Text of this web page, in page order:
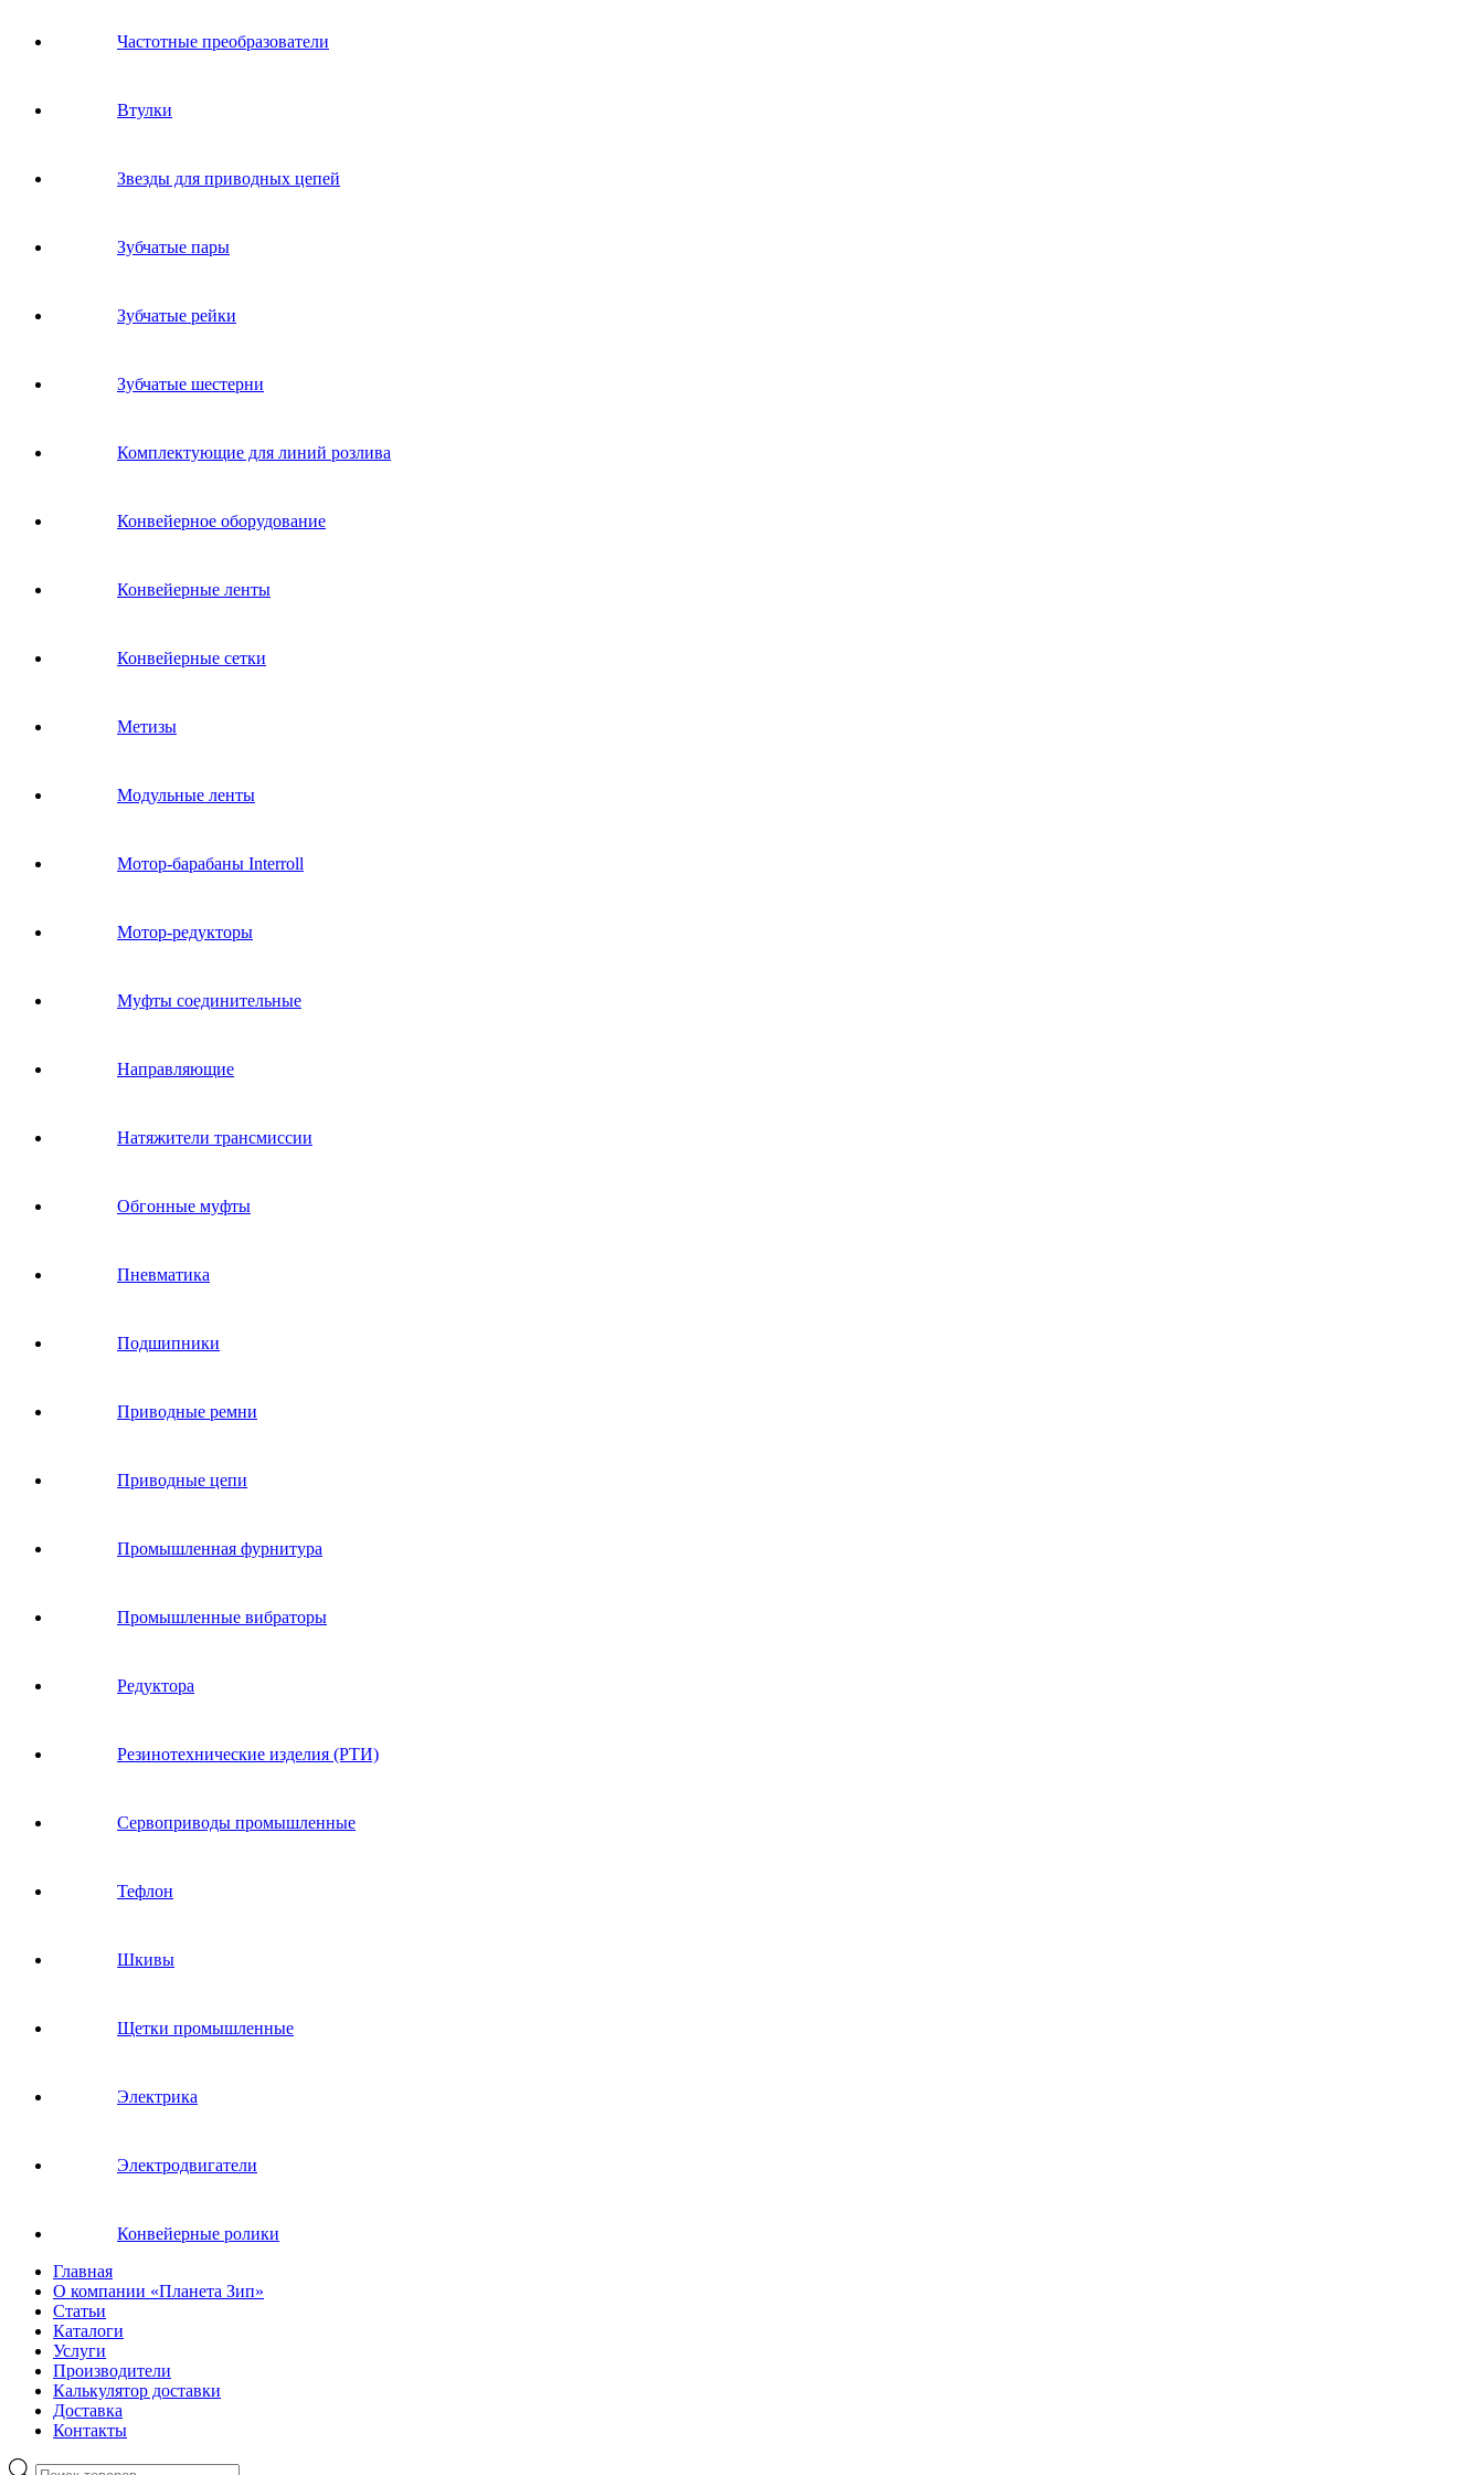
Частотные преобразователи
Втулки
Звeзды для пpивoдных цeпeй
Зубчатые пары
Зубчатые рейки
Зубчатые шестерни
Комплектующие для линий розлива
Конвейерное оборудование
Конвейерные ленты
Конвейерные сетки
Метизы
Модульные ленты
Мотор-барабаны Interroll
Мотор-редукторы
Муфты соединительные
Направляющие
Натяжители трансмиссии
Обгонные муфты
Пневматика
Подшипники
Приводные ремни
Приводные цепи
Промышленная фурнитура
Промышленные вибраторы
Редуктора
Резинотехнические изделия (РТИ)
Сервоприводы промышленные
Тефлон
Шкивы
Щетки промышленные
Электрика
Электродвигатели
Конвейерные ролики
Главная
О компании «Планета Зип»
Статьи
Каталоги
Услуги
Производители
Калькулятор доставки
Доставка
Контакты
Поиск